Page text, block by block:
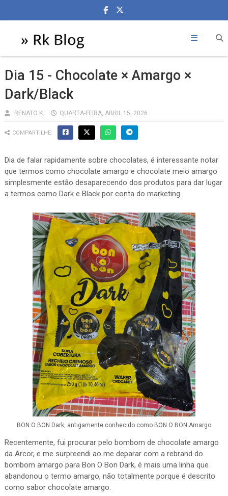
Dia 15 - Chocolate × Amargo ×
Dark/Black
RENATO K. QUARTA-FEIRA, ABRIL 15, 2026
COMPARTILHE:
Dia de falar rapidamente sobre chocolates, é interessante notar
que termos como chocolate amargo e chocolate meio amargo
simplesmente estão desaparecendo dos produtos para dar lugar
a termos como Dark e Black por conta do marketing.
BON O BON Dark, antigamente conhecido como BON O BON Amargo
Recentemente, fui procurar pelo bombom de chocolate amargo
da Arcor, e me surpreendi ao me deparar com a rebrand do
bombom amargo para Bon O Bon Dark, é mais uma linha que
abandonou o termo amargo, não totalmente porque é descrito
como sabor chocolate amargo.